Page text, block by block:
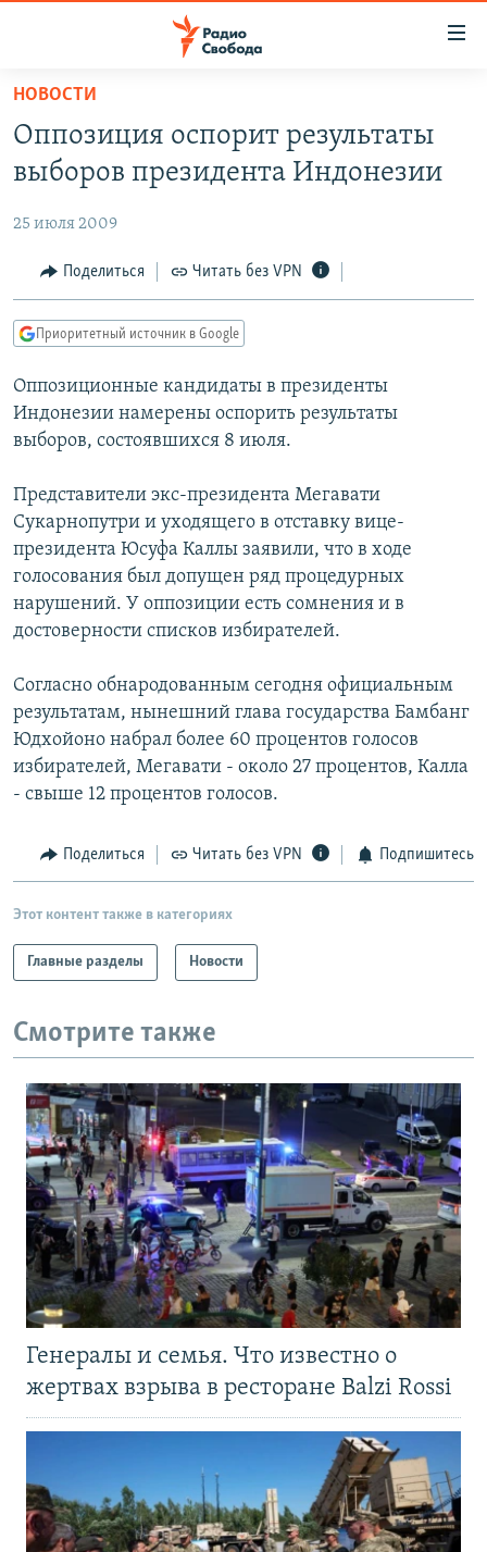
упрощенного
доступа
Вернуться
основному
Вернутся
главной
навигации
Вернутся
поиску
ПОДКАСТЫ
АВТОРСКИЕ ПРОЕКТЫ
ЦИТАТЫ СВОБОДЫ
МНЕНИЯ
IDEL.РЕАЛИИ
КАВКАЗ.РЕАЛИИ
СЕВЕР.РЕАЛИИ
РАСПИСАНИЕ ВЕЩАНИЯ
ПОДПИШИТЕСЬ НА РАССЫЛКУ
СОЦИАЛЬНЫЕ СЕТИ
Все сайты РСЕ/РС
НОВОСТИ
Оппозиция оспорит результаты
выборов президента Индонезии
25 июля 2009
Поделиться Читать без VPN
Приоритетный источник в Google
Оппозиционные кандидаты в президенты
Индонезии намерены оспорить результаты
выборов, состоявшихся 8 июля.
Представители экс-президента Мегавати
Сукарнопутри и уходящего в отставку вице-
президента Юсуфа Каллы заявили, что в ходе
голосования был допущен ряд процедурных
нарушений. У оппозиции есть сомнения и в
достоверности списков избирателей.
Согласно обнародованным сегодня официальным
результатам, нынешний глава государства Бамбанг
Юдхойоно набрал более 60 процентов голосов
избирателей, Мегавати - около 27 процентов, Калла
- свыше 12 процентов голосов.
Поделиться Читать без VPN Подпишитесь
Этот контент также в категориях
Главные разделы Новости
Смотрите также
Генералы и семья. Что известно о
жертвах взрыва в ресторане Balzi Rossi